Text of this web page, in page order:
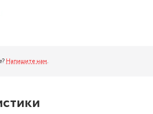
Напишите нам.